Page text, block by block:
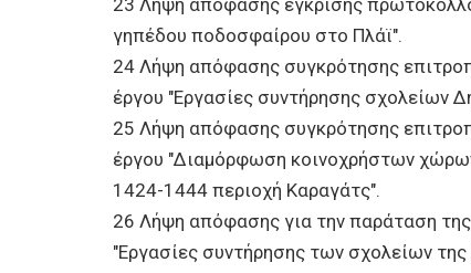
23 Λήψη απόφασης έγκρισης
γηπέδου ποδοσφαίρου στο Πλάϊ".
24 Λήψη απόφασης συγκρότησης
έργου "Εργασίες συντήρησης σχολείων
25 Λήψη απόφασης συγκρότησης
έργου "Διαμόρφωση κοινοχρήστων
1424-1444 περιοχή Καραγάτς".
26 Λήψη απόφασης για την παράταση
"Εργασίες συντήρησης των σχολείων